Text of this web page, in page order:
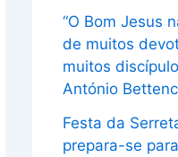
“O Bom Jesus
de muitos
muitos
António
Festa da
prepara-se